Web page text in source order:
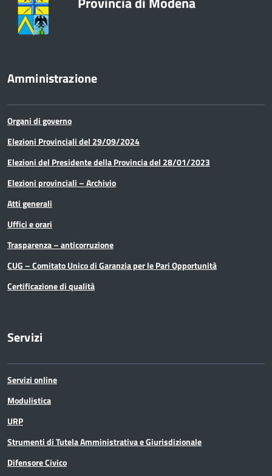
Formazione
Lavori pubblici e acquisto di beni e
servizi
Lavoro
Media e comunicazione
Partecipazioni Societarie
Personale
Scuola
Amministrazione
Organi di governo
Elezioni Provinciali del 29/09/2024
Elezioni del Presidente della Provincia del 28/01/2023
Elezioni provinciali – Archivio
Atti generali
Uffici e orari
Trasparenza – anticorruzione
CUG – Comitato Unico di Garanzia per le Pari Opportunità
Certificazione di qualità
Servizi
Servizi online
Modulistica
URP
Strumenti di Tutela Amministrativa e Giurisdizionale
Difensore Civico